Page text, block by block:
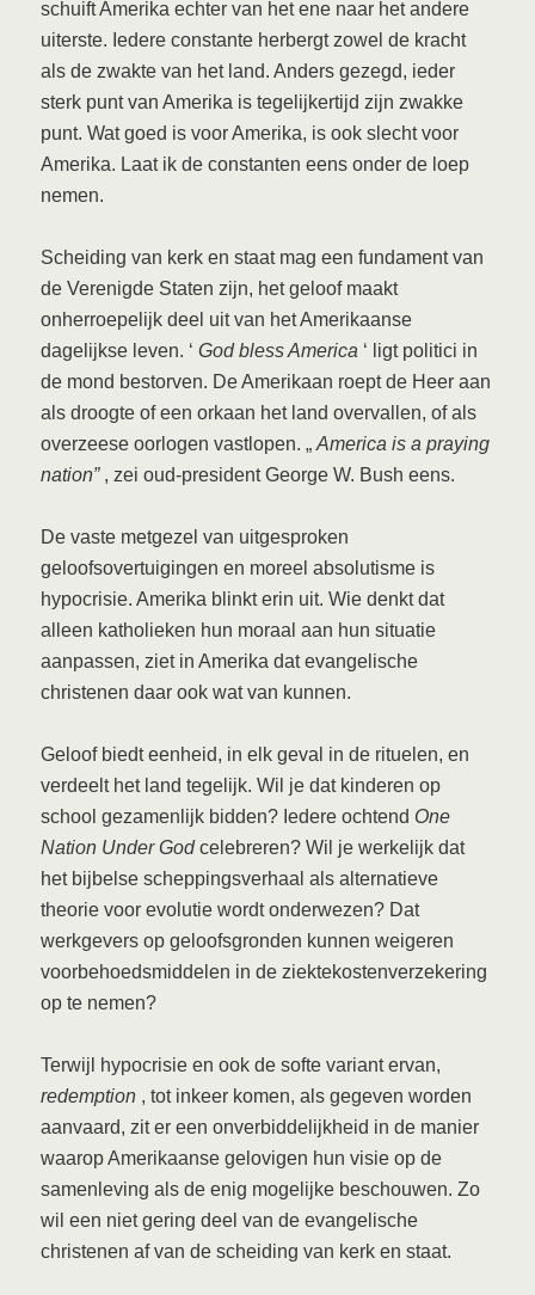
schuift Amerika echter van het ene naar het andere
uiterste. Iedere constante herbergt zowel de kracht
als de zwakte van het land. Anders gezegd, ieder
sterk punt van Amerika is tegelijkertijd zijn zwakke
punt. Wat goed is voor Amerika, is ook slecht voor
Amerika. Laat ik de constanten eens onder de loep
nemen.
Scheiding van kerk en staat mag een fundament van
de Verenigde Staten zijn, het geloof maakt
onherroepelijk deel uit van het Amerikaanse
dagelijkse leven. ‘God bless America ‘ ligt politici in
de mond bestorven. De Amerikaan roept de Heer aan
als droogte of een orkaan het land overvallen, of als
overzeese oorlogen vastlopen. „America is a praying
nation” , zei oud-president George W. Bush eens.
De vaste metgezel van uitgesproken
geloofsovertuigingen en moreel absolutisme is
hypocrisie. Amerika blinkt erin uit. Wie denkt dat
alleen katholieken hun moraal aan hun situatie
aanpassen, ziet in Amerika dat evangelische
christenen daar ook wat van kunnen.
Geloof biedt eenheid, in elk geval in de rituelen, en
verdeelt het land tegelijk. Wil je dat kinderen op
school gezamenlijk bidden? Iedere ochtend One
Nation Under Godcelebreren? Wil je werkelijk dat
het bijbelse scheppingsverhaal als alternatieve
theorie voor evolutie wordt onderwezen? Dat
werkgevers op geloofsgronden kunnen weigeren
voorbehoedsmiddelen in de ziektekostenverzekering
op te nemen?
Terwijl hypocrisie en ook de softe variant ervan,
redemption , tot inkeer komen, als gegeven worden
aanvaard, zit er een onverbiddelijkheid in de manier
waarop Amerikaanse gelovigen hun visie op de
samenleving als de enig mogelijke beschouwen. Zo
wil een niet gering deel van de evangelische
christenen af van de scheiding van kerk en staat.